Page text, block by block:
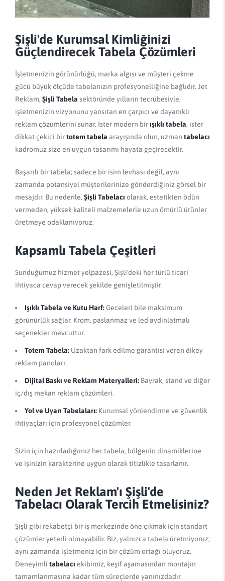
Şişli'de Kurumsal Kimliğinizi
Güçlendirecek Tabela Çözümleri
İşletmenizin görünürlüğü, marka algısı ve müşteri çekme
gücü büyük ölçüde tabelanızın profesyonelliğine bağlıdır. Jet
Reklam, Şişli Tabela sektöründe yılların tecrübesiyle,
işletmenizin vizyonunu yansıtan en çarpıcı ve dayanıklı
reklam çözümlerini sunar. İster modern birışıklı tabela, ister
dikkat çekici birtotem tabela arayışında olun, uzman tabelacı
kadromuz size en uygun tasarımı hayata geçirecektir.
Başarılı bir tabela; sadece bir isim levhası değil, aynı
zamanda potansiyel müşterilerinize gönderdiğiniz görsel bir
mesajdır. Bu nedenle, Şişli Tabelacı olarak, estetikten ödün
vermeden, yüksek kaliteli malzemelerle uzun ömürlü ürünler
üretmeye odaklanıyoruz.
Kapsamlı Tabela Çeşitleri
Sunduğumuz hizmet yelpazesi, Şişli'deki her türlü ticari
ihtiyaca cevap verecek şekilde genişletilmiştir:
Işıklı Tabela ve Kutu Harf:Geceleri bile maksimum
görünürlük sağlar. Krom, paslanmaz ve led aydınlatmalı
seçenekler mevcuttur.
Totem Tabela: Uzaktan fark edilme garantisi veren dikey
reklam panoları.
Dijital Baskı ve Reklam Materyalleri: Bayrak, stand ve diğer
iç/dış mekan reklam çözümleri.
Yol ve Uyarı Tabelaları: Kurumsal yönlendirme ve güvenlik
ihtiyaçları için profesyonel çözümler.
Sizin için hazırladığımız her tabela, bölgenin dinamiklerine
ve işinizin karakterine uygun olarak titizlikle tasarlanır.
Neden Jet Reklam'ı Şişli'de
Tabelacı Olarak Tercih Etmelisiniz?
Şişli gibi rekabetçi bir iş merkezinde öne çıkmak için standart
çözümler yeterli olmayabilir. Biz, yalnızca tabela üretmiyoruz;
aynı zamanda işletmeniz için bir çözüm ortağı oluyoruz.
Deneyimli tabelacı ekibimiz, keşif aşamasından montajın
tamamlanmasına kadar tüm süreçlerde yanınızdadır.